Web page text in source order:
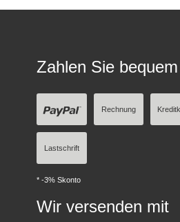
Zahlen Sie
Rechnung
Lastschrift
* -3% Skonto
Wir versenden mit